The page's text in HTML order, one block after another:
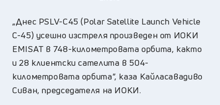
„Днес PSLV-C45 (Polar Satellite Launch Vehicle
C-45) усешно изстреля произведен от ИОКИ
EMISAT в 748-километровата орбита, както
и 28 клиентски сателита в 504-
километровата орбита”, каза Кайласавадиво
Сиван, председателя на ИОКИ.